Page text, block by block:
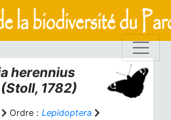
herennius
(Stoll, 1782)
Ordre : Lepidoptera